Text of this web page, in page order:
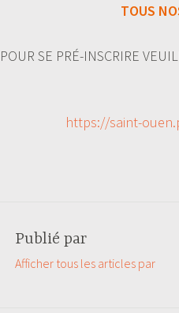
TOUS
POUR SE PRÉ-INSCRIRE
https://saint-
Publié par
Afficher tous les articles par